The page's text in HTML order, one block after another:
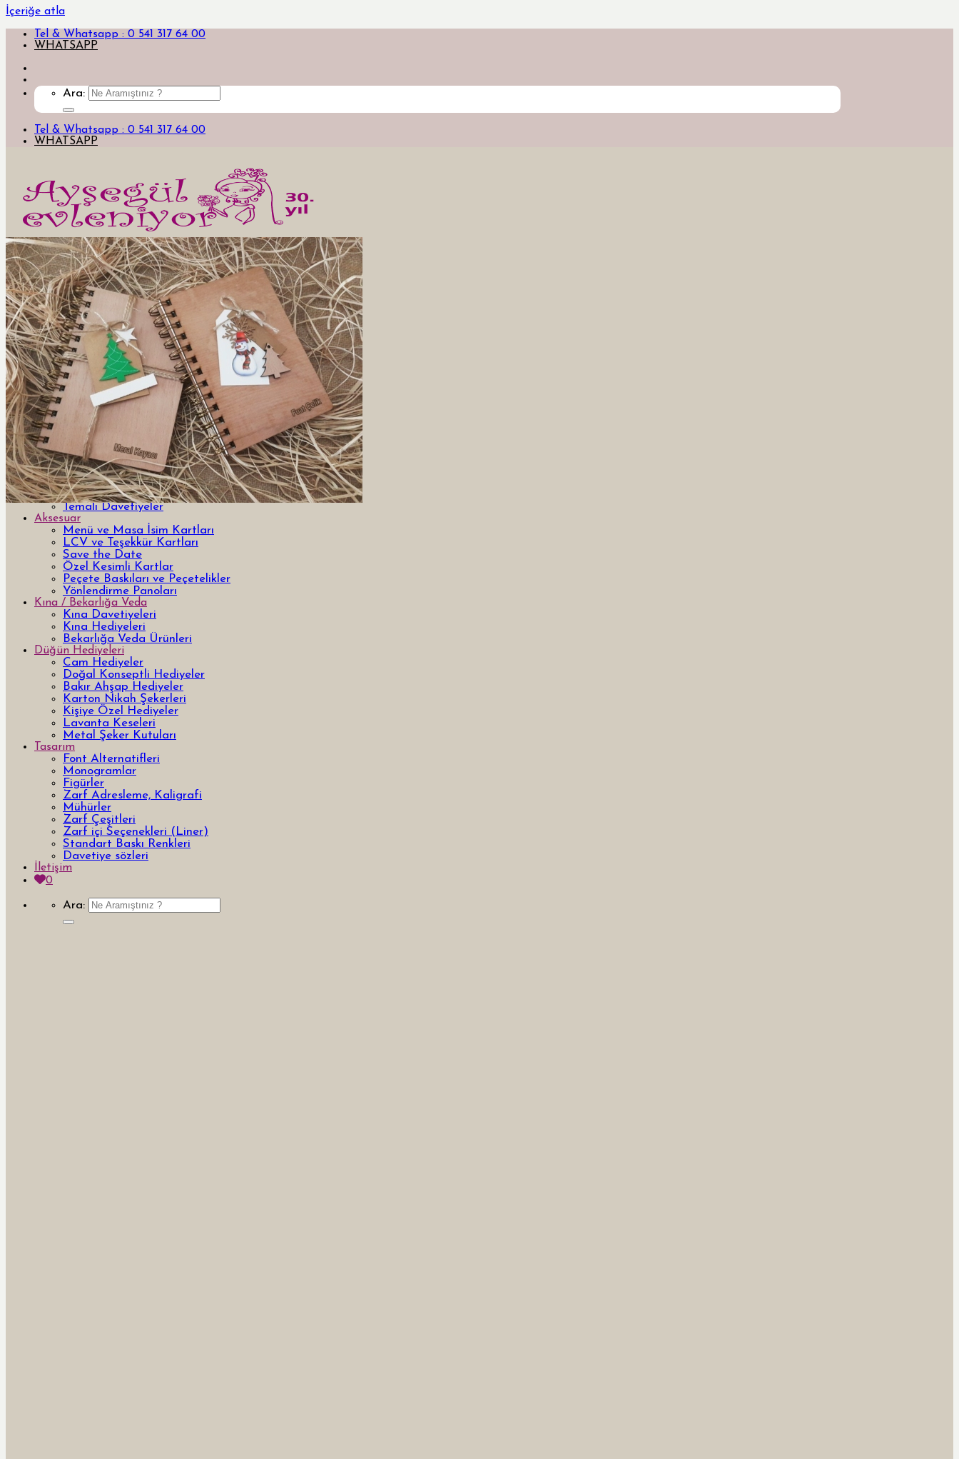
İçeriğe atla
Tel & Whatsapp : 0 541 317 64 00
WHATSAPP
Ara:
Tel & Whatsapp : 0 541 317 64 00
WHATSAPP
Davetiye
Yeni Tasarım Davetiye ve Hediyeler
Özel Tasarım Davetiyeler
Lazer Kesimli Davetiyeler
3 Boyutlu 3d davetiyeler
Pleksi Davetiyeler
Kutulu Davetiyeler
Yurt Dışı Tasarım Davetiyeler
Bar & Bat Mitzvah Davetiyeler
Kumaş Davetiyeler
Ahşap Davetiyeler
Şişe Davetiyeler
Temalı Davetiyeler
Aksesuar
Menü ve Masa İsim Kartları
LCV ve Teşekkür Kartları
Save the Date
Özel Kesimli Kartlar
Peçete Baskıları ve Peçetelikler
Yönlendirme Panoları
Kına / Bekarlığa Veda
Kına Davetiyeleri
Kına Hediyeleri
Bekarlığa Veda Ürünleri
Düğün Hediyeleri
Cam Hediyeler
Doğal Konseptli Hediyeler
Bakır Ahşap Hediyeler
Karton Nikah Şekerleri
Kişiye Özel Hediyeler
Lavanta Keseleri
Metal Şeker Kutuları
Tasarım
Font Alternatifleri
Monogramlar
Figürler
Zarf Adresleme, Kaligrafi
Mühürler
Zarf Çeşitleri
Zarf içi Seçenekleri (Liner)
Standart Baskı Renkleri
Davetiye sözleri
İletişim
0
Ara: